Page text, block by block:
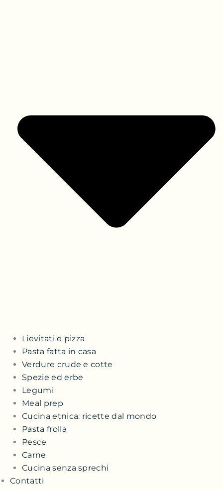
Lievitati e pizza
Pasta fatta in casa
Verdure crude e cotte
Spezie ed erbe
Legumi
Meal prep
Cucina etnica: ricette dal mondo
Pasta frolla
Pesce
Carne
Cucina senza sprechi
Contatti